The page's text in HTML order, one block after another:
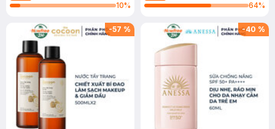
10%
64%
-57 % -40 %